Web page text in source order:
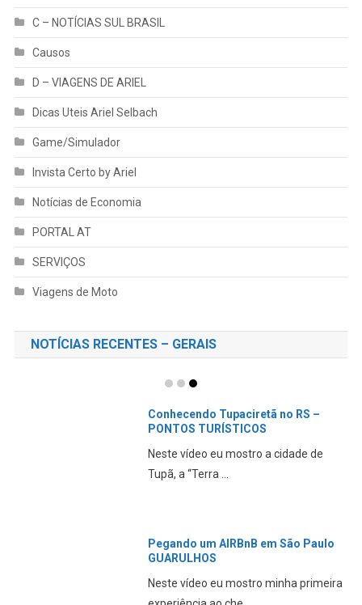
C – NOTÍCIAS SUL BRASIL
Causos
D – VIAGENS DE ARIEL
Dicas Uteis Ariel Selbach
Game/Simulador
Invista Certo by Ariel
Notícias de Economia
PORTAL AT
SERVIÇOS
Viagens de Moto
NOTÍCIAS RECENTES – GERAIS
Conhecendo Tupaciretã no RS –
PONTOS TURÍSTICOS
Neste vídeo eu mostro a cidade de
Tupã, a “Terra ...
Pegando um AIRBnB em São Paulo
GUARULHOS
Neste vídeo eu mostro minha primeira